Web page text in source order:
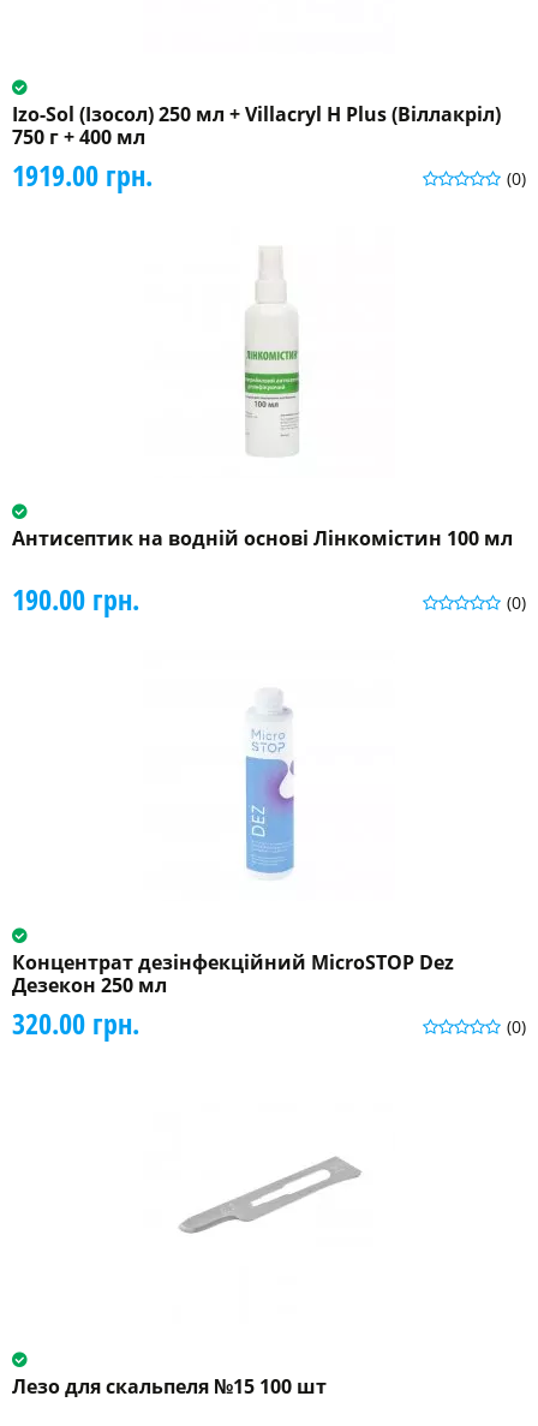
Izo-Sol (Ізосол) 250 мл + Villacryl H Plus (Віллакріл)
750 г + 400 мл
(0)
1919.00 грн.
Антисептик на водній основі Лінкомістин 100 мл
(0)
190.00 грн.
Концентрат дезінфекційний MicroSTOP Dez
Дезекон 250 мл
(0)
320.00 грн.
Лезо для скальпеля №15 100 шт